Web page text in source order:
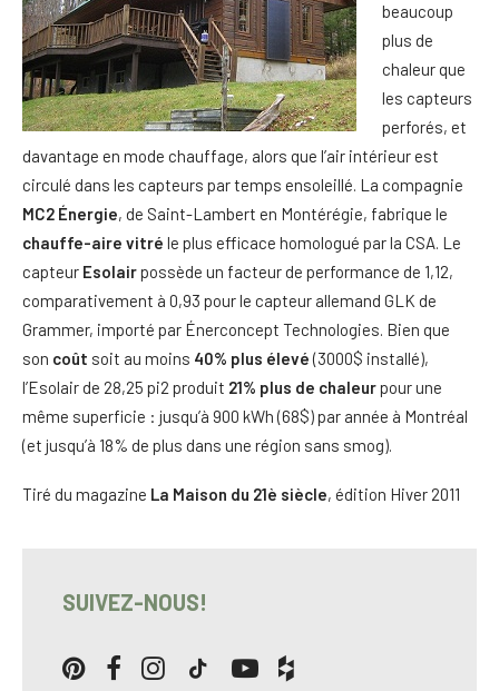
beaucoup
plus de
chaleur que
les capteurs
perforés, et
davantage en mode chauffage, alors que l’air intérieur est
circulé dans les capteurs par temps ensoleillé. La compagnie
MC2 Énergie, de Saint-Lambert en Montérégie, fabrique le
chauffe-aire vitré le plus efficace homologué par la CSA. Le
capteur Esolairpossède un facteur de performance de 1,12,
comparativement à 0,93 pour le capteur allemand GLK de
Grammer, importé par Énerconcept Technologies. Bien que
son coût soit au moins 40% plus élevé(3000$ installé),
l’Esolair de 28,25 pi2 produit 21% plus de chaleurpour une
même superficie : jusqu’à 900 kWh (68$) par année à Montréal
(et jusqu’à 18% de plus dans une région sans smog).
Tiré du magazine La Maison du 21è siècle, édition Hiver 2011
SUIVEZ-NOUS!